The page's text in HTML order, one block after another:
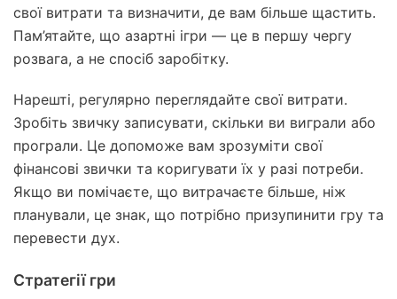
свої витрати та визначити, де вам більше щастить.
Пам’ятайте, що азартні ігри — це в першу чергу
розвага, а не спосіб заробітку.
Нарешті, регулярно переглядайте свої витрати.
Зробіть звичку записувати, скільки ви виграли або
програли. Це допоможе вам зрозуміти свої
фінансові звички та коригувати їх у разі потреби.
Якщо ви помічаєте, що витрачаєте більше, ніж
планували, це знак, що потрібно призупинити гру та
перевести дух.
Стратегії гри